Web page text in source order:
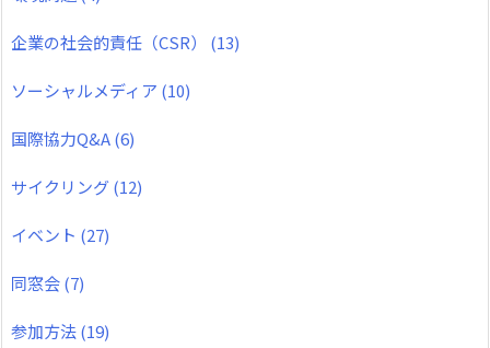
企業の社会的責任（CSR） (13)
ソーシャルメディア (10)
国際協力Q&A(6)
サイクリング(12)
イベント (27)
同窓会(7)
参加方法(19)